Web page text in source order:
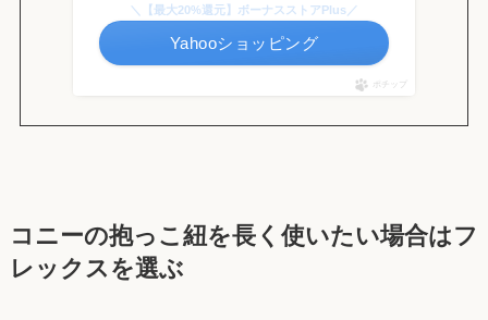
＼【最大20%還元】ボーナスストアPlus／
Yahooショッピング
ポチップ
コニーの抱っこ紐を長く使いたい場合はフ
レックスを選ぶ